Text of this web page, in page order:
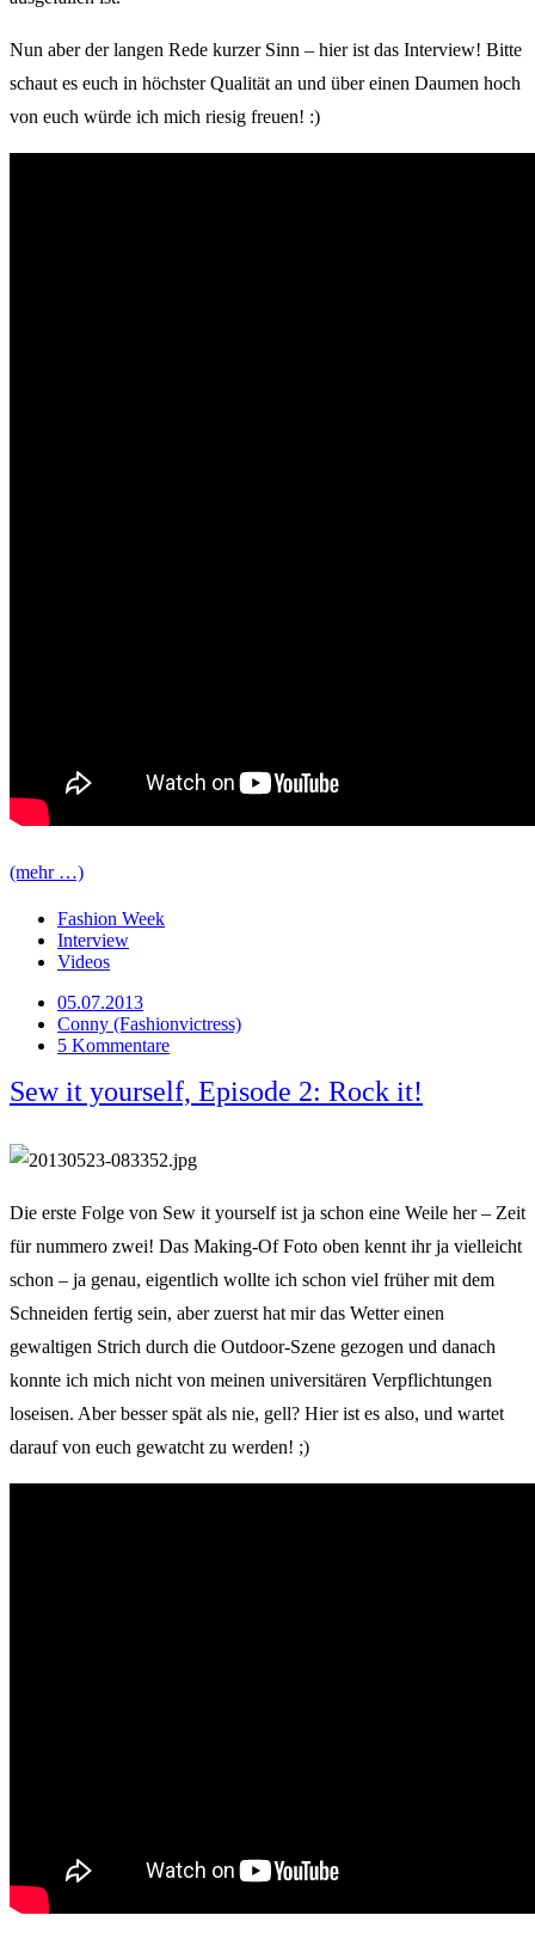
Nun aber der langen Rede kurzer Sinn – hier ist das Interview! Bitte
schaut es euch in höchster Qualität an und über einen Daumen hoch
von euch würde ich mich riesig freuen! :)
(mehr …)
Fashion Week
Interview
Videos
05.07.2013
Conny (Fashionvictress)
5 Kommentare
Sew it yourself, Episode 2: Rock it!
Die erste Folge von Sew it yourself ist ja schon eine Weile her – Zeit
für nummero zwei! Das Making-Of Foto oben kennt ihr ja vielleicht
schon – ja genau, eigentlich wollte ich schon viel früher mit dem
Schneiden fertig sein, aber zuerst hat mir das Wetter einen
gewaltigen Strich durch die Outdoor-Szene gezogen und danach
konnte ich mich nicht von meinen universitären Verpflichtungen
loseisen. Aber besser spät als nie, gell? Hier ist es also, und wartet
darauf von euch gewatcht zu werden! ;)